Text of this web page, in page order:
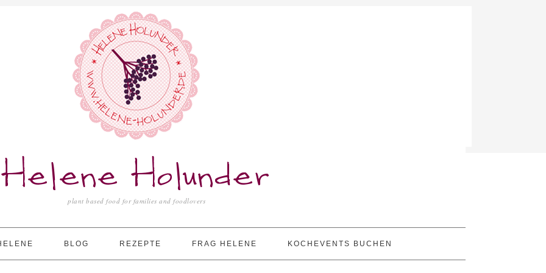
Helene Holunder
plant based food for families and foodlovers
BLOG REZEPTE FRAG HELENE KOCHEVENTS BUCHEN